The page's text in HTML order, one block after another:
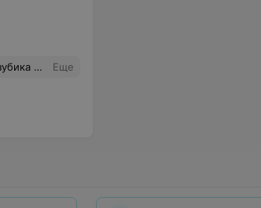
буду пациентом, пока не доведу зубки до ума)) Еще